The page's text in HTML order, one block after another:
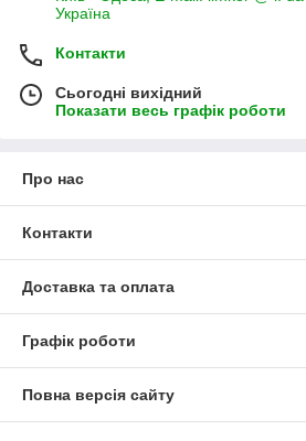
Україна
Контакти
Сьогодні вихідний
Показати весь графік роботи
Про нас
Контакти
Доставка та оплата
Графік роботи
Повна версія сайту